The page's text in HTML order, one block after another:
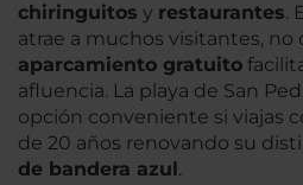
chiringuitos y restaurantes.
atrae a muchos visitantes, no
aparcamiento gratuito
afluencia. La playa de San
opción conveniente si viajas
de 20 años renovando su
de bandera azul.